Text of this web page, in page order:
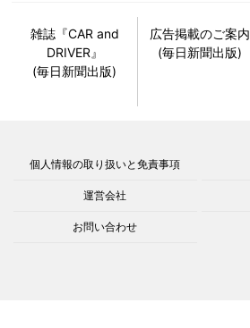
雑誌『CAR and
DRIVER』
(毎日新聞出版)
広告掲載のご案内
(毎日新聞出版)
個人情報の取り扱いと免責事項
運営会社
お問い合わせ